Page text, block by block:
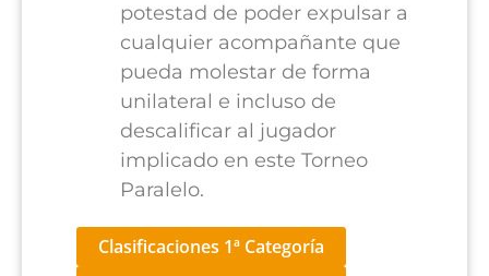
potestad de poder expulsar a
cualquier acompañante que
pueda molestar de forma
unilateral e incluso de
descalificar al jugador
implicado en este Torneo
Paralelo.
Clasificaciones 1ª Categoría